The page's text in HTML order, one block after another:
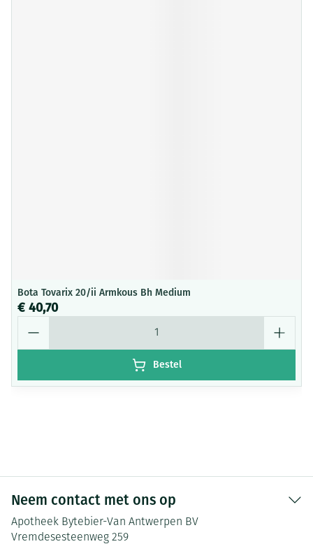
Bota Tovarix 20/ii Armkous Bh Medium
€ 40,70
Bestel
Neem contact met ons op
Apotheek Bytebier-Van Antwerpen BV
Vremdesesteenweg 259